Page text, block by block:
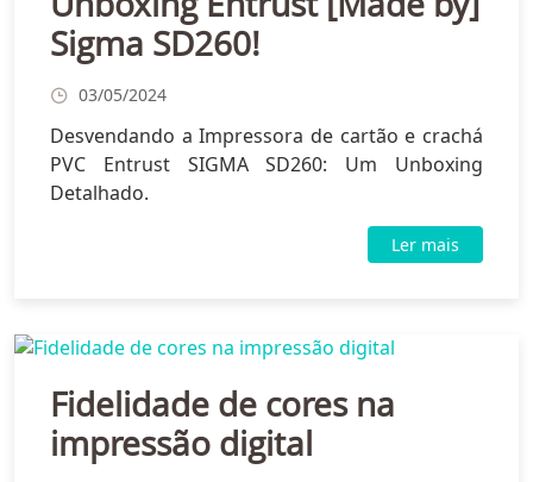
Sigma SD260!
03/05/2024
Desvendando a Impressora de cartão e crachá
PVC Entrust SIGMA SD260: Um Unboxing
Detalhado.
Ler mais
Fidelidade de cores na
impressão digital